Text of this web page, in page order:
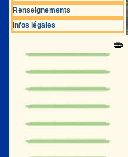
Renseignements
Infos légales